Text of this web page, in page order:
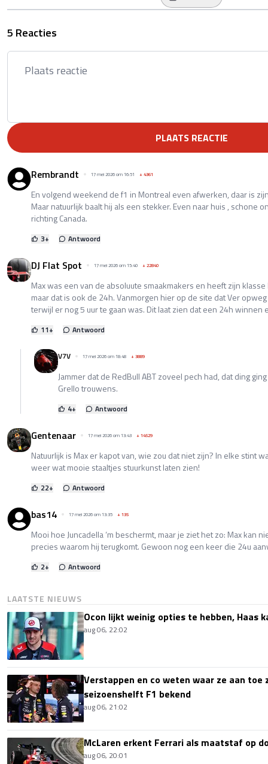
5 Reacties
PLAATS REACTIE
Rembrandt 17 mei 2026 om 16:51 +4361
En volgend weekend de f1 in Montreal even afwerken, daar is
Maar natuurlijk baalt hij als een stekker. Even naar huis , schone
richting Canada.
3+ Antwoord
DJ Flat Spot 17 mei 2026 om 15:40 +22840
Max was een van de absoluute smaakmakers en heeft zijn
maar dat is ook de 24h. Vanmorgen hier op de site dat Ver
terwijl er nog 5 uur te gaan was. Dit laat zien dat een 24h winnen
11+ Antwoord
V7V 17 mei 2026 om 18:48 +3889
Jammer dat de RedBull ABT zoveel pech had, dat ding
Grello trouwens.
4+ Antwoord
Gentenaar 17 mei 2026 om 13:43 +14529
Natuurlijk is Max er kapot van, wie zou dat niet zijn? In elke stint
weer wat mooie staaltjes stuurkunst laten zien!
22+ Antwoord
bas14 17 mei 2026 om 13:35 +135
Mooi hoe Juncadella ‘m beschermt, maar je ziet het zo: Max kan
precies waarom hij terugkomt. Gewoon nog een keer die 24u
2+ Antwoord
LAATSTE NIEUWS
Ocon lijkt weinig opties te hebben, Haas
aug 06, 22:02
Verstappen en co weten waar ze aan
seizoenshelft F1 bekend
aug 06, 21:02
McLaren erkent Ferrari als maatstaf op
aug 06, 20:01